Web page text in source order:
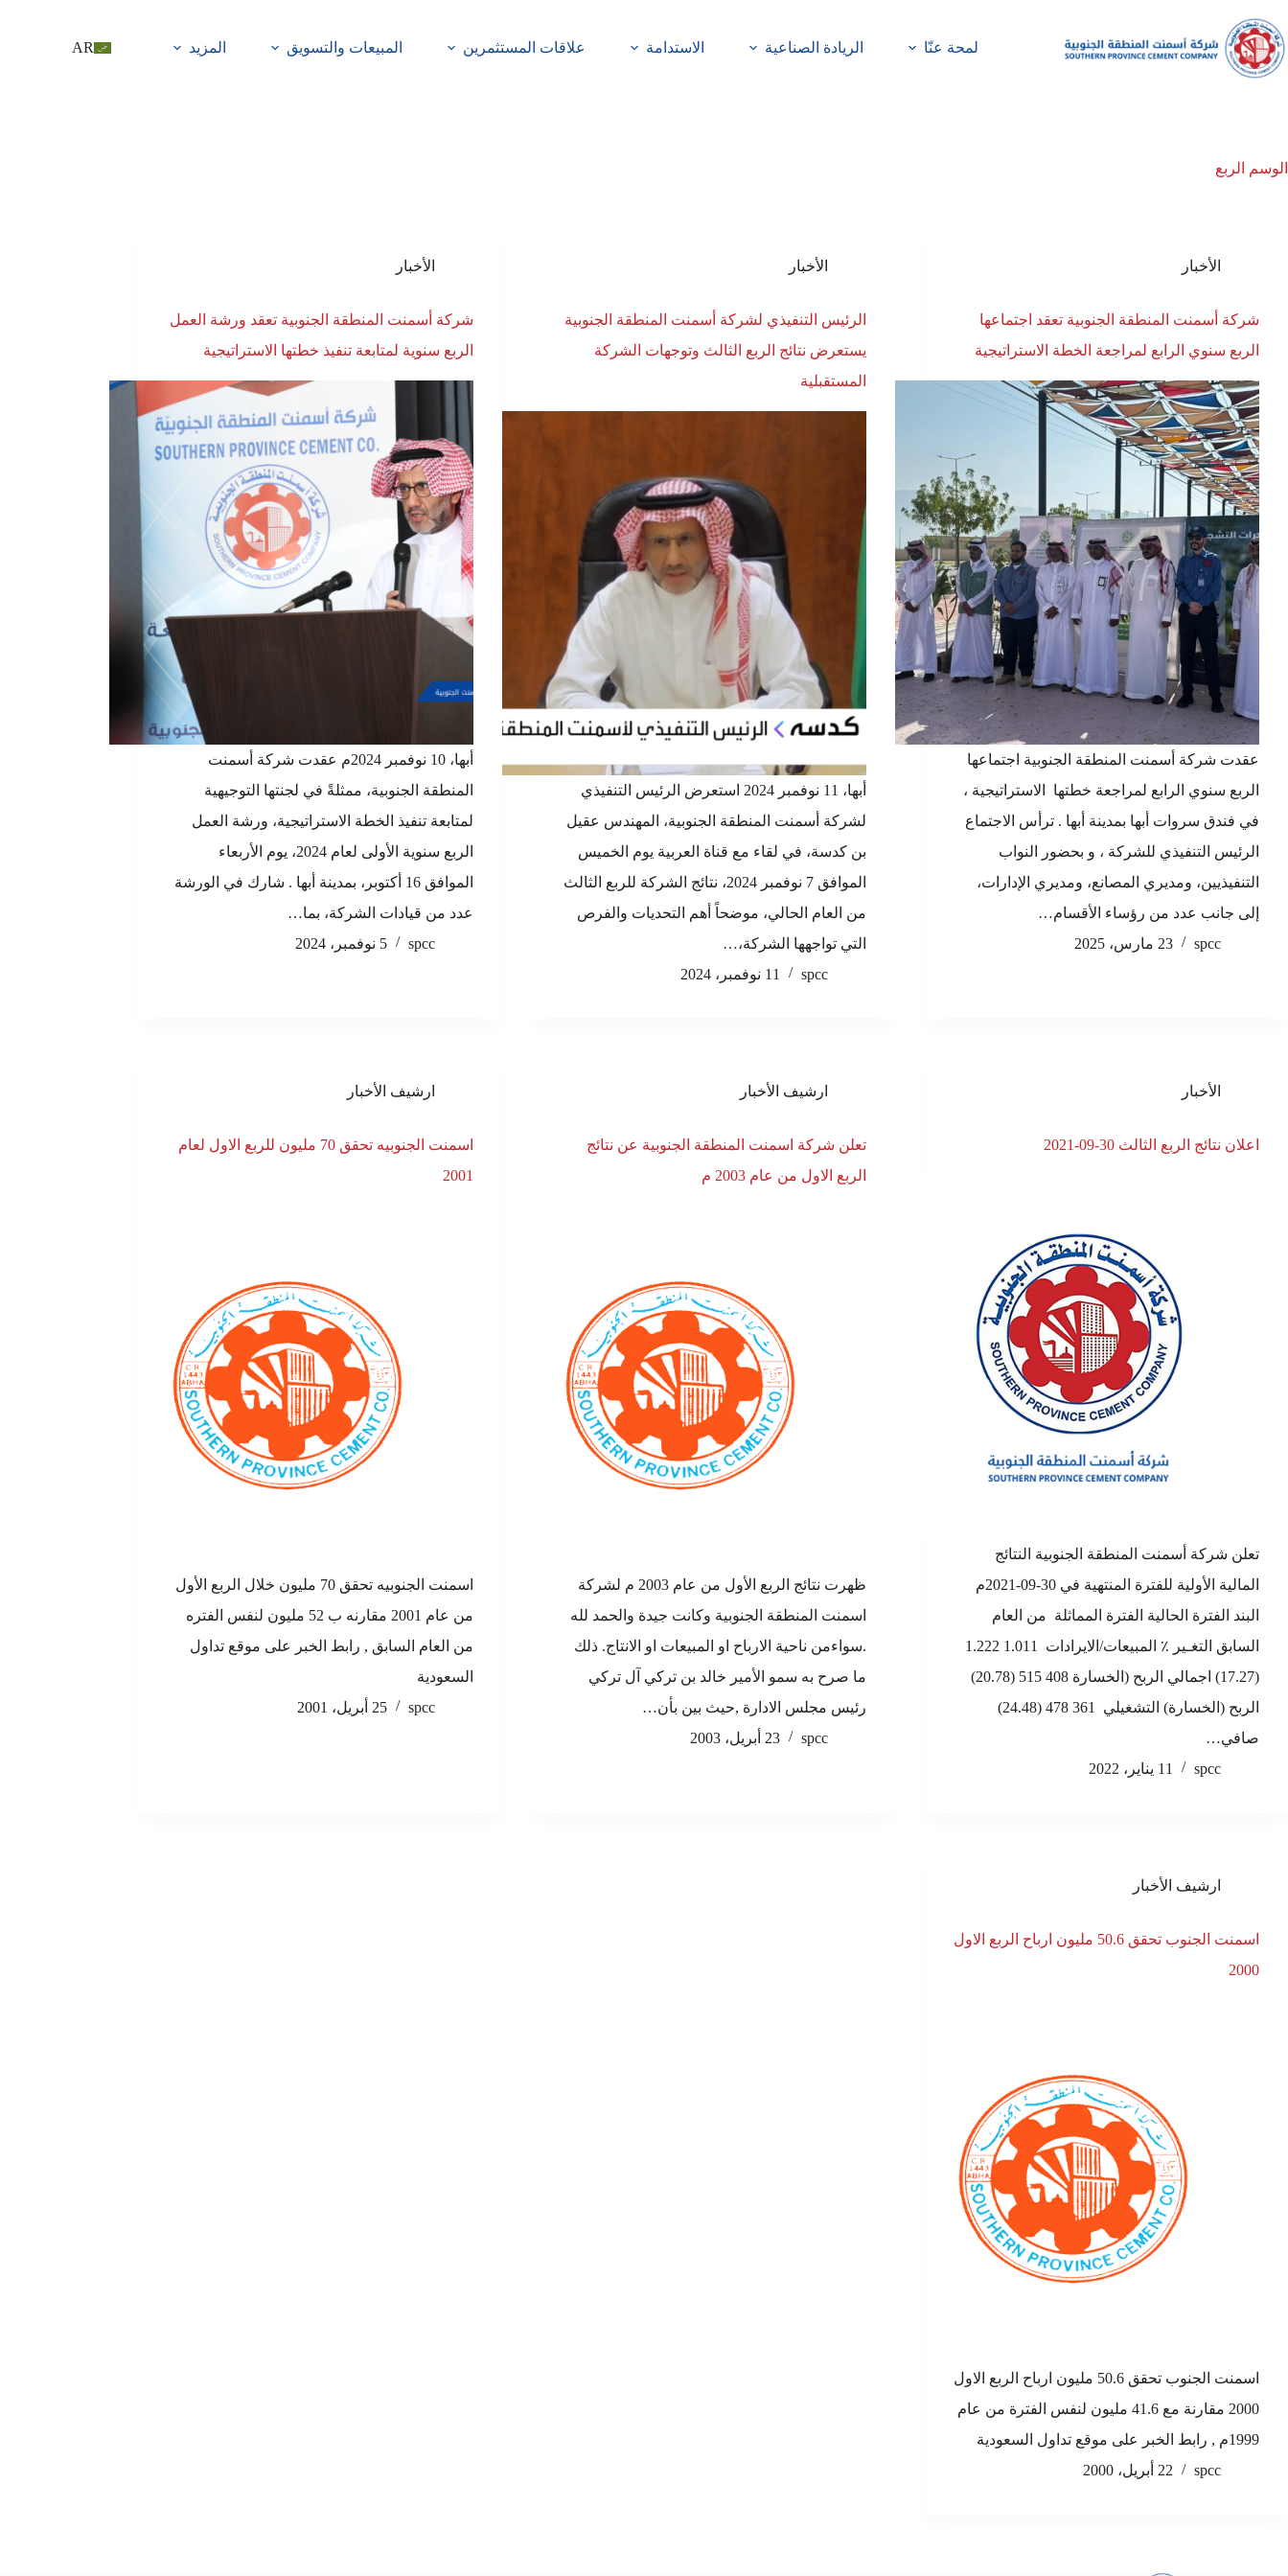
لمحة عنّا الريادة الصناعية الاستدامة علاقات المستثمرين المبيعات والتسويق المزيد AR
الوسم الربع
الأخبار
شركة أسمنت المنطقة الجنوبية تعقد اجتماعها
الربع سنوي الرابع لمراجعة الخطة الاستراتيجية
عقدت شركة أسمنت المنطقة الجنوبية اجتماعها
الربع سنوي الرابع لمراجعة خطتها الاستراتيجية ،
في فندق سروات أبها بمدينة أبها . ترأس الاجتماع
الرئيس التنفيذي للشركة ، و بحضور النواب
التنفيذيين، ومديري المصانع، ومديري الإدارات،
إلى جانب عدد من رؤساء الأقسام…
spcc
23 مارس، 2025
الأخبار
الرئيس التنفيذي لشركة أسمنت المنطقة الجنوبية
يستعرض نتائج الربع الثالث وتوجهات الشركة
المستقبلية
أبها، 11 نوفمبر 2024 استعرض الرئيس التنفيذي
لشركة أسمنت المنطقة الجنوبية، المهندس عقيل
بن كدسة، في لقاء مع قناة العربية يوم الخميس
الموافق 7 نوفمبر 2024، نتائج الشركة للربع الثالث
من العام الحالي، موضحاً أهم التحديات والفرص
التي تواجهها الشركة،…
spcc
11 نوفمبر، 2024
الأخبار
شركة أسمنت المنطقة الجنوبية تعقد ورشة العمل
الربع سنوية لمتابعة تنفيذ خطتها الاستراتيجية
أبها، 10 نوفمبر 2024م عقدت شركة أسمنت
المنطقة الجنوبية، ممثلةً في لجنتها التوجيهية
لمتابعة تنفيذ الخطة الاستراتيجية، ورشة العمل
الربع سنوية الأولى لعام 2024، يوم الأربعاء
الموافق 16 أكتوبر، بمدينة أبها . شارك في الورشة
عدد من قيادات الشركة، بما…
spcc
5 نوفمبر، 2024
الأخبار
اعلان نتائج الربع الثالث 30-09-2021
تعلن شركة أسمنت المنطقة الجنوبية النتائج
المالية الأولية للفترة المنتهية في 30-09-2021م
البند الفترة الحالية الفترة المماثلة من العام
السابق التغـير ٪ المبيعات/الايرادات 1.011 1.222
(17.27) اجمالي الربح (الخسارة 408 515 (20.78)
الربح (الخسارة) التشغيلي 361 478 (24.48)
صافي…
spcc
11 يناير، 2022
ارشيف الأخبار
تعلن شركة اسمنت المنطقة الجنوبية عن نتائج
الربع الاول من عام 2003 م
ظهرت نتائج الربع الأول من عام 2003 م لشركة
اسمنت المنطقة الجنوبية وكانت جيدة والحمد لله
.سواءمن ناحية الارباح او المبيعات او الانتاج. ذلك
ما صرح به سمو الأمير خالد بن تركي آل تركي
رئيس مجلس الادارة ,حيث بين بأن…
spcc
23 أبريل، 2003
ارشيف الأخبار
اسمنت الجنوبيه تحقق 70 مليون للربع الاول لعام
2001
اسمنت الجنوبيه تحقق 70 مليون خلال الربع الأول
من عام 2001 مقارنه ب 52 مليون لنفس الفتره
من العام السابق , رابط الخبر على موقع تداول
السعودية
spcc
25 أبريل، 2001
ارشيف الأخبار
اسمنت الجنوب تحقق 50.6 مليون ارباح الربع الاول
2000
اسمنت الجنوب تحقق 50.6 مليون ارباح الربع الاول
2000 مقارنة مع 41.6 مليون لنفس الفترة من عام
1999م , رابط الخبر على موقع تداول السعودية
spcc
22 أبريل، 2000